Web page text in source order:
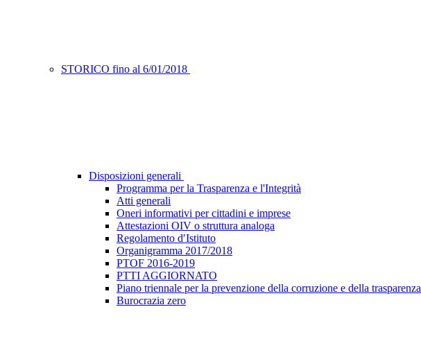
STORICO fino al 6/01/2018
Disposizioni generali
Programma per la Trasparenza e l'Integrità
Atti generali
Oneri informativi per cittadini e imprese
Attestazioni OIV o struttura analoga
Regolamento d′Istituto
Organigramma 2017/2018
PTOF 2016-2019
PTTI AGGIORNATO
Piano triennale per la prevenzione della corruzione e della trasparenza
Burocrazia zero